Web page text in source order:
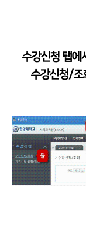
수강신청 탭에
수강신청/조